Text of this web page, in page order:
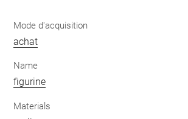
Mode d'acquisition
achat
Name
figurine
Materials